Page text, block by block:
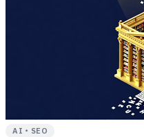
AI・SEO